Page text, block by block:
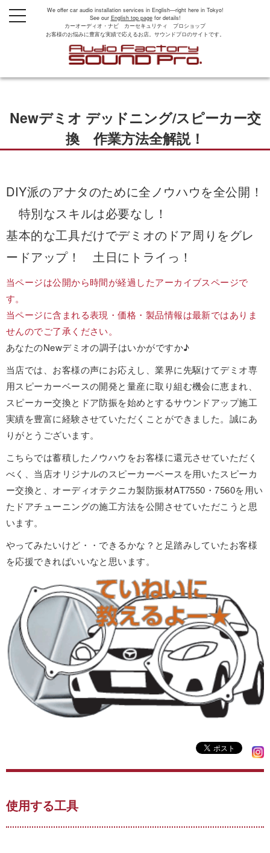
We offer car audio installation services in English—right here in Tokyo!
See our English top pagefor details!
カーオーディオ・ナビ カーセキュリティ プロショップ
お客様のお悩みに豊富な実績で応えるお店。サウンドプロのサイトです。
t
o
a
a
t
n
Newデミオ デッドニング/スピーカー交
換 作業方法全解説！
DIY派のアナタのために全ノウハウを全公開！
特別なスキルは必要なし！
基本的な工具だけでデミオのドア周りをグレ
ードアップ！ 土日にトライっ！
当ページは公開から時間が経過したアーカイブスページで
す。
当ページに含まれる表現・価格・製品情報は最新ではありま
せんのでご了承ください。
あなたのNewデミオの調子はいかがですか♪
当店では、お客様の声にお応えし、業界に先駆けてデミオ専
用スピーカーベースの開発と量産に取り組む機会に恵まれ、
スピーカー交換とドア防振を始めとするサウンドアップ施工
実績を豊富に経験させていただくことができました。誠にあ
りがとうございます。
こちらでは蓄積したノウハウをお客様に還元させていただく
べく、当店オリジナルのスピーカーベースを用いたスピーカ
ー交換と、オーディオテクニカ製防振材AT7550・7560を用い
たドアチューニングの施工方法を公開させていただこうと思
います。
やってみたいけど・・できるかな？と足踏みしていたお客様
を応援できればいいなと思います。
使用する工具